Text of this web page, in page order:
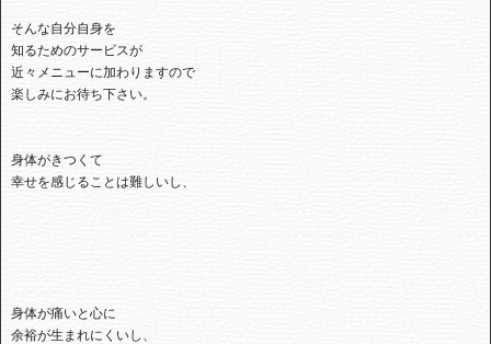
そんな自分自身を
知るためのサービスが
近々メニューに加わりますので
楽しみにお待ち下さい。
身体がきつくて
幸せを感じることは難しいし、
身体が痛いと心に
余裕が生まれにくいし、